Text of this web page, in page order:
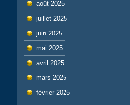
août 2025
juillet 2025
juin 2025
mai 2025
avril 2025
mars 2025
février 2025